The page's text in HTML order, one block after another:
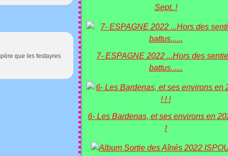
que les festayres
Sept. !
7- ESPAGNE 2022 ...Hors des
battus......
6- Les Bardenas, et ses environs en
!